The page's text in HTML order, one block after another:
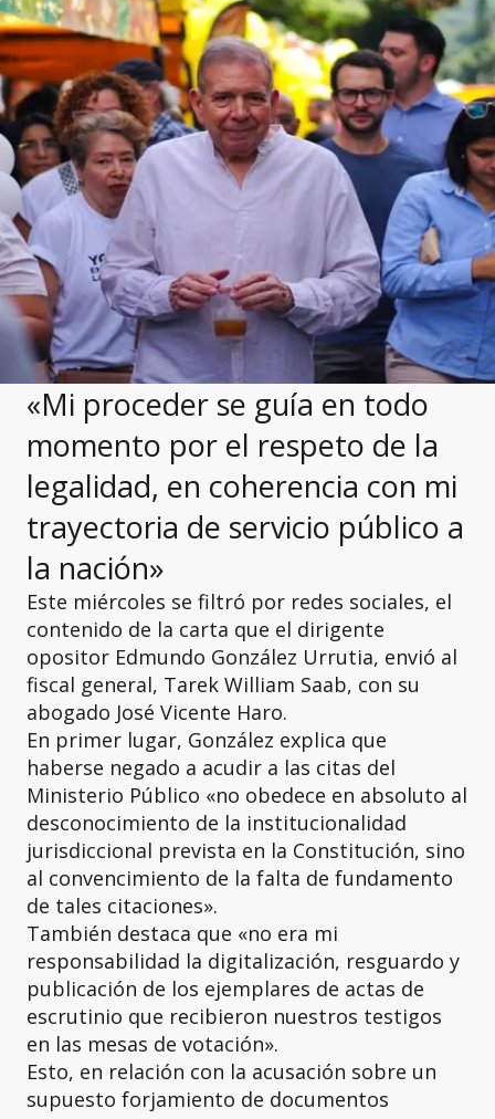
«Mi proceder se guía en todo
momento por el respeto de la
legalidad, en coherencia con mi
trayectoria de servicio público a
la nación»
Este miércoles se filtró por redes sociales, el
contenido de la carta que el dirigente
opositor Edmundo González Urrutia, envió al
fiscal general, Tarek William Saab, con su
abogado José Vicente Haro.
En primer lugar, González explica que
haberse negado a acudir a las citas del
Ministerio Público «no obedece en absoluto al
desconocimiento de la institucionalidad
jurisdiccional prevista en la Constitución, sino
al convencimiento de la falta de fundamento
de tales citaciones».
También destaca que «no era mi
responsabilidad la digitalización, resguardo y
publicación de los ejemplares de actas de
escrutinio que recibieron nuestros testigos
en las mesas de votación».
Esto, en relación con la acusación sobre un
supuesto forjamiento de documentos